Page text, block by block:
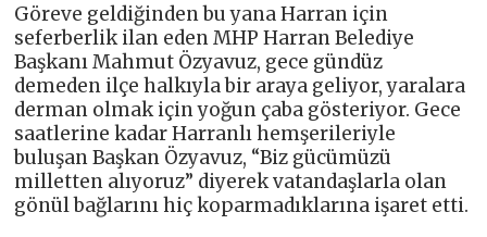
Göreve geldiğinden bu yana Harran için
seferberlik ilan eden MHP Harran Belediye
Başkanı Mahmut Özyavuz, gece gündüz
demeden ilçe halkıyla bir araya geliyor, yaralara
derman olmak için yoğun çaba gösteriyor. Gece
saatlerine kadar Harranlı hemşerileriyle
buluşan Başkan Özyavuz, “Biz gücümüzü
milletten alıyoruz” diyerek vatandaşlarla olan
gönül bağlarını hiç koparmadıklarına işaret etti.